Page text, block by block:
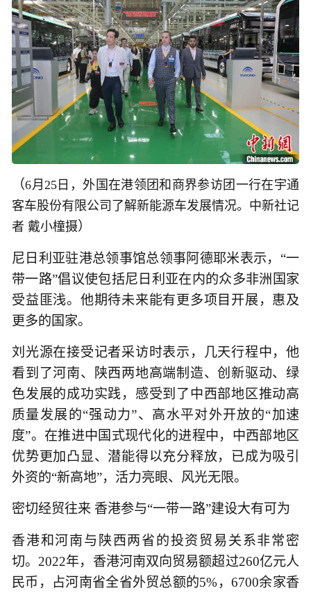
（6月25日，外国在港领团和商界参访团一行在宇通
客车股份有限公司了解新能源车发展情况。中新社记
者 戴小橦摄）
尼日利亚驻港总领事馆总领事阿德耶米表示，“一
带一路”倡议使包括尼日利亚在内的众多非洲国家
受益匪浅。他期待未来能有更多项目开展，惠及
更多的国家。
刘光源在接受记者采访时表示，几天行程中，他
看到了河南、陕西两地高端制造、创新驱动、绿
色发展的成功实践，感受到了中西部地区推动高
质量发展的“强动力”、高水平对外开放的“加速
度”。在推进中国式现代化的进程中，中西部地区
优势更加凸显、潜能得以充分释放，已成为吸引
外资的“新高地”，活力亮眼、风光无限。
密切经贸往来 香港参与“一带一路”建设大有可为
香港和河南与陕西两省的投资贸易关系非常密
切。2022年，香港河南双向贸易额超过260亿元人
民币，占河南省全省外贸总额的5%，6700余家香